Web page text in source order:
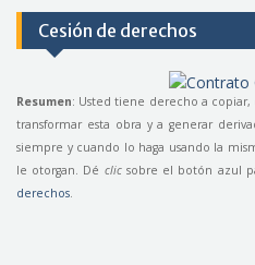
Cesión de derechos
Resumen: Usted tiene derecho a
transformar esta obra y a generar
siempre y cuando lo haga usando la
le otorgan. Dé clicsobre el botón azul
derechos